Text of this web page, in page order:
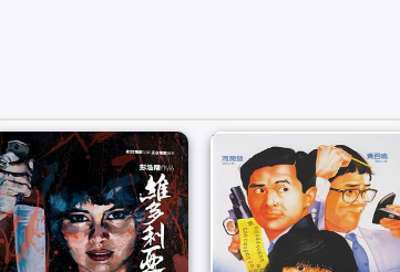
多利亚一号 灵气逼人